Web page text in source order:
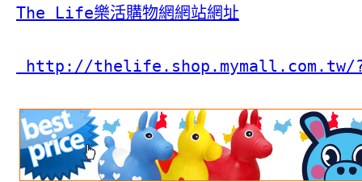
The Life樂活購物網網站網址
http://thelife.shop.mymall.com.tw/